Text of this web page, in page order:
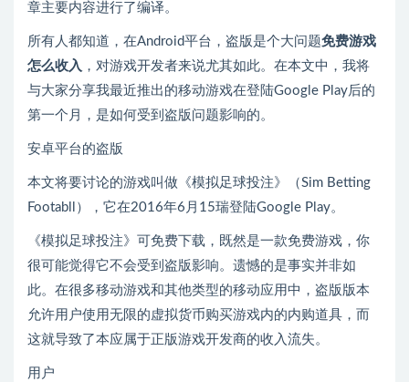
章主要内容进行了编译。
所有人都知道，在Android平台，盗版是个大问题免费游戏
怎么收入 ，对游戏开发者来说尤其如此。在本文中，我将
与大家分享我最近推出的移动游戏在登陆Google Play后的
第一个月，是如何受到盗版问题影响的。
安卓平台的盗版
本文将要讨论的游戏叫做《模拟足球投注》（Sim Betting
Footabll），它在2016年6月15瑞登陆Google Play。
《模拟足球投注》可免费下载，既然是一款免费游戏，你
很可能觉得它不会受到盗版影响。遗憾的是事实并非如
此。在很多移动游戏和其他类型的移动应用中，盗版版本
允许用户使用无限的虚拟货币购买游戏内的内购道具，而
这就导致了本应属于正版游戏开发商的收入流失。
用户